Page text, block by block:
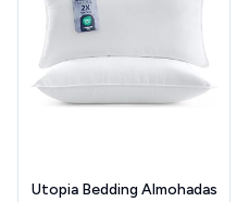
Utopia Bedding Almohadas